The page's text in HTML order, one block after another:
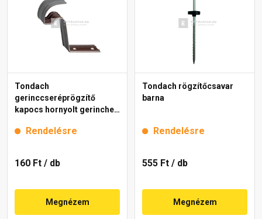
Tondach
gerinccseréprögzítő
kapocs hornyolt gerinchez
Rendelésre
160 Ft / db
Megnézem
Tondach rögzítőcsavar
barna
Rendelésre
555 Ft / db
Megnézem